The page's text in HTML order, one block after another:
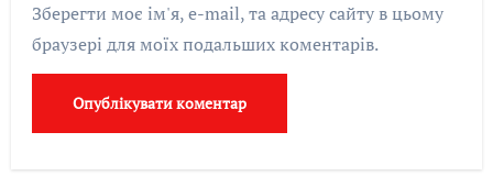
Зберегти моє ім'я, e-mail, та адресу сайту в цьому
браузері для моїх подальших коментарів.